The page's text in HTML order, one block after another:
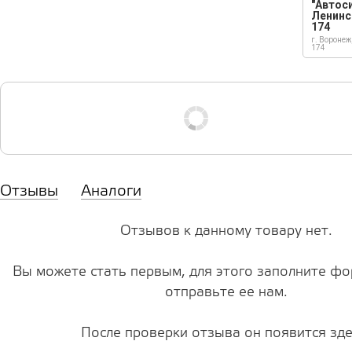
174
г.
174
Отзывы Аналоги
Отзывов к данному товару нет.
Вы можете стать первым, для этого заполните
отправьте ее нам.
После проверки отзыва он появится